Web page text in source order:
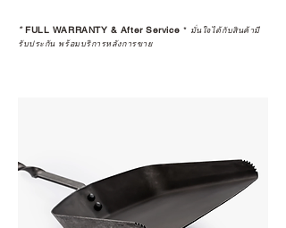
*FULL WARRANTY & After Service * มั่นใจได้กับสินค้ามี
รับประกัน พร้อมบริการหลังการขาย